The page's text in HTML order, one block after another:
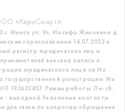
«КераСмарт».
г. Минск ул. Ул. Иосифа Жиновича д
горисполкомом 14.07.2022 в
регистр юридических лиц и
внесена запись о
юридического лица за No
государственной регистрации: No
193635857. Режим работы: Пн-сб.
- выходной Указанные контакты
для связи по вопросам обращения